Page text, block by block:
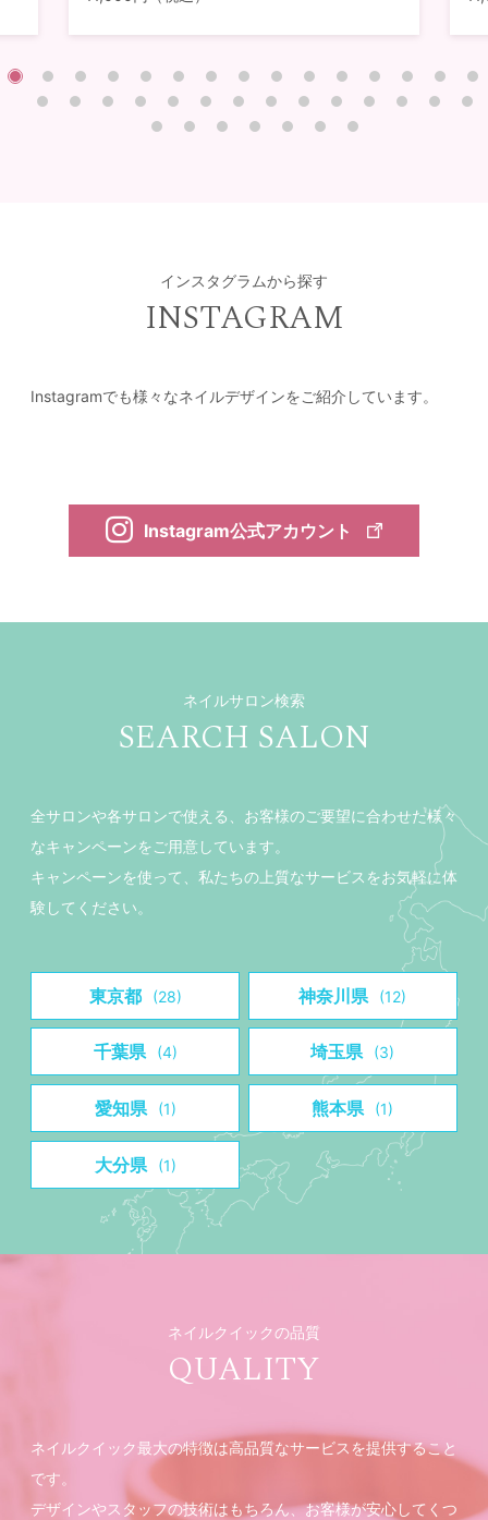
インスタグラムから探す
INSTAGRAM
Instagramでも様々なネイルデザインをご紹介しています。
Instagram公式アカウント
ネイルサロン検索
SEARCH SALON
全サロンや各サロンで使える、お客様のご要望に合わせた様々
なキャンペーンをご用意しています。
キャンペーンを使って、私たちの上質なサービスをお気軽に体
験してください。
東京都 (28) 神奈川県 (12)
千葉県 (4) 埼玉県 (3)
愛知県 (1) 熊本県 (1)
大分県 (1)
ネイルクイックの品質
QUALITY
ネイルクイック最大の特徴は高品質なサービスを提供すること
です。
デザインやスタッフの技術はもちろん、お客様が安心してくつ